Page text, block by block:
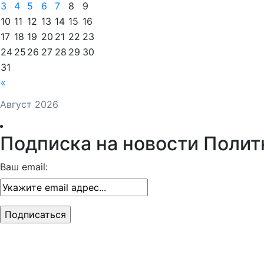
Август 2026
«
3
4 5 6 7 8
9
10 11 12 13 14 15 16
17 18 19 20 21 22 23
24 25 26 27 28 29 30
31
Подписка на новости
Ваш email: